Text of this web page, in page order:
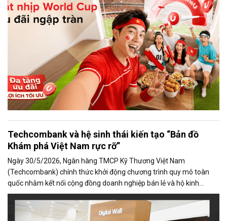
Techcombank và hệ sinh thái kiến tạo “Bản đồ
Khám phá Việt Nam rực rỡ”
Ngày 30/5/2026, Ngân hàng TMCP Kỹ Thương Việt Nam
(Techcombank) chính thức khởi động chương trình quy mô toàn
quốc nhằm kết nối cộng đồng doanh nghiệp bán lẻ và hộ kinh
doanh trong các lĩnh vực du lịch, ẩm thực, lưu trú và giải trí với hơn
25 triệu khách hàng trong hệ sinh thái số của Techcombank.
Chương trình được khởi động tại Quảng Ninh, Đà Nẵng, Nha Trang